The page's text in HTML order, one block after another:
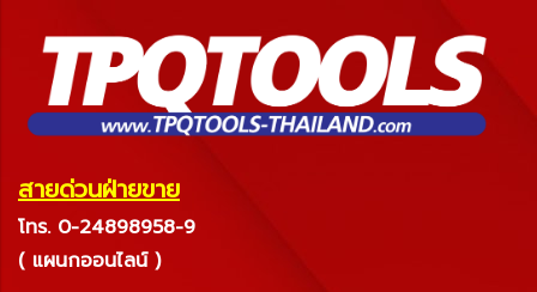
สายด่วนฝ่ายขาย
โทร. 0-24898958-9
( แผนกออนไลน์ )